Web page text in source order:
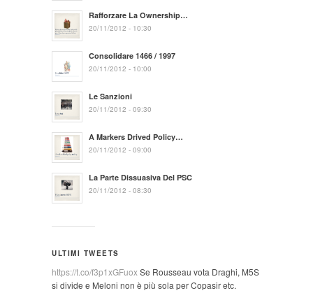
Rafforzare La Ownership…
20/11/2012 - 10:30
Consolidare 1466 / 1997
20/11/2012 - 10:00
Le Sanzioni
20/11/2012 - 09:30
A Markers Drived Policy…
20/11/2012 - 09:00
La Parte Dissuasiva Del PSC
20/11/2012 - 08:30
ULTIMI TWEETS
https://t.co/f3p1xGFuoxSe Rousseau vota Draghi, M5S
si divide e Meloni non è più sola per Copasir etc.